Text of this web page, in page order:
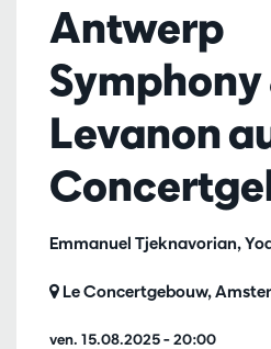
Antwerp
Symphony
Levanon
Emmanuel Tjeknavorian,
ven. 15.08.2025– 20:00
Le Concertgebouw,